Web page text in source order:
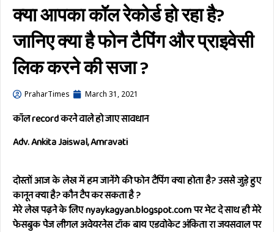
क्या आपका कॉल रेकोर्ड हो रहा है?
जानिए क्या है फोन टैपिंग और प्राइवेसी
लिक करने की सजा ?
PraharTimes March 31, 2021
कॉल record करने वाले हो जाए सावधान
Adv. Ankita Jaiswal, Amravati
दोस्तों आज के लेख में हम जानेंगेे की फोन टैपिंग क्या होता है? उससे जुड़े हुए
कानून क्या है? कौन टैप कर सकता है ?
मेरे लेख पढ़ने के लिए nyaykagyan.blogspot.com पर भेट दे साथ ही मेरे
फेसबुक पेज लीगल अवेयरनेस टॉक बाय एडवोकेट अंकिता रा जयसवाल पर